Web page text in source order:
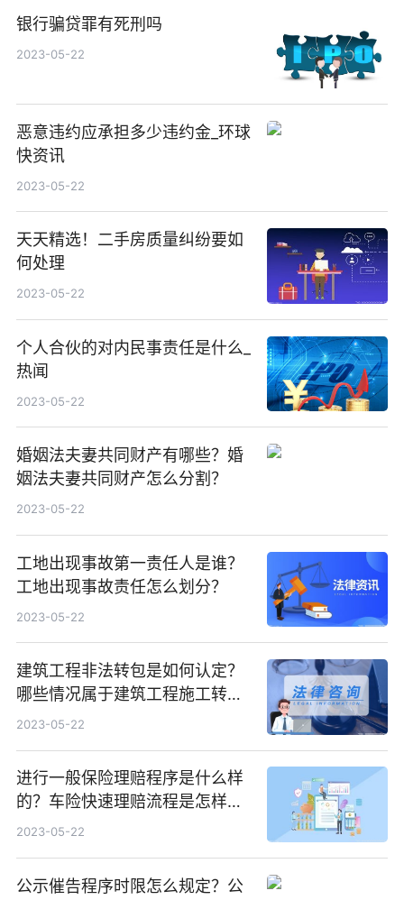
银行骗贷罪有死刑吗
2023-05-22
恶意违约应承担多少违约金_环球
快资讯
2023-05-22
天天精选！二手房质量纠纷要如
何处理
2023-05-22
个人合伙的对内民事责任是什么_
热闻
2023-05-22
婚姻法夫妻共同财产有哪些？婚
姻法夫妻共同财产怎么分割？
2023-05-22
工地出现事故第一责任人是谁？
工地出现事故责任怎么划分？
2023-05-22
建筑工程非法转包是如何认定？
哪些情况属于建筑工程施工转包
违法分包？
2023-05-22
进行一般保险理赔程序是什么样
的？车险快速理赔流程是怎样
的？
2023-05-22
公示催告程序时限怎么规定？公